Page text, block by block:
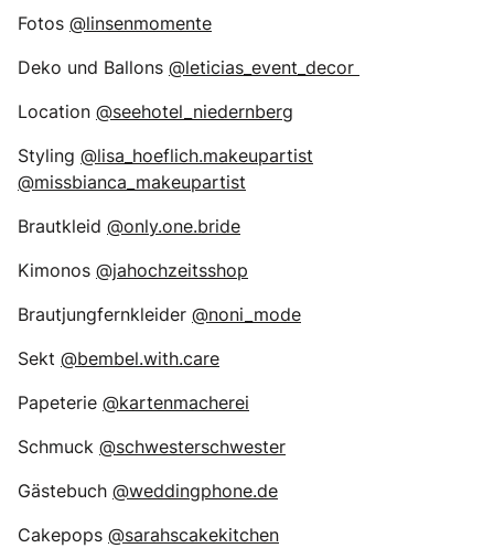
Fotos @linsenmomente
Deko und Ballons @leticias_event_decor
Location @seehotel_niedernberg
Styling @lisa_hoeflich.makeupartist
@missbianca_makeupartist
Brautkleid @only.one.bride
Kimonos @jahochzeitsshop
Brautjungfernkleider @noni_mode
Sekt @bembel.with.care
Papeterie @kartenmacherei
Schmuck @schwesterschwester
Gästebuch @weddingphone.de
Cakepops @sarahscakekitchen